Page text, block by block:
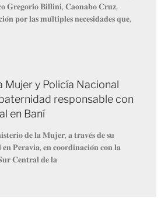
𝐆𝐫𝐞𝐠𝐨𝐫𝐢𝐨 𝐁𝐢𝐥𝐥𝐢𝐧𝐢, 𝐂𝐚𝐨𝐧𝐚𝐛𝐨 𝐂𝐫𝐮𝐳,
𝐩𝐨𝐫 𝐥𝐚𝐬 𝐦𝐮́𝐥𝐭𝐢𝐩𝐥𝐞𝐬 𝐧𝐞𝐜𝐞𝐬𝐢𝐝𝐚𝐝𝐞𝐬 𝐪𝐮𝐞,
Mujer y Policía Nacional
responsable con
en Baní
𝐝𝐞 𝐥𝐚 𝐌𝐮𝐣𝐞𝐫, 𝐚 𝐭𝐫𝐚𝐯𝐞́𝐬 𝐝𝐞 𝐬𝐮
𝐞𝐧 𝐏𝐞𝐫𝐚𝐯𝐢𝐚, 𝐞𝐧 𝐜𝐨𝐨𝐫𝐝𝐢𝐧𝐚𝐜𝐢𝐨́𝐧 𝐜𝐨𝐧 𝐥𝐚
𝐂𝐞𝐧𝐭𝐫𝐚𝐥 𝐝𝐞 𝐥𝐚